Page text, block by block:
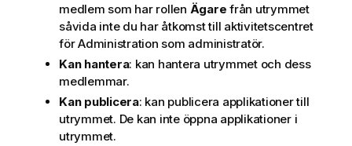
medlem som har rollen Ägare från utrymmet
såvida inte du har åtkomst till aktivitetscentret
förAdministration som administratör.
Kan hantera: kan hantera utrymmet och dess
medlemmar.
Kan publicera: kan publicera applikationer till
utrymmet. De kan inte öppna applikationer i
utrymmet.